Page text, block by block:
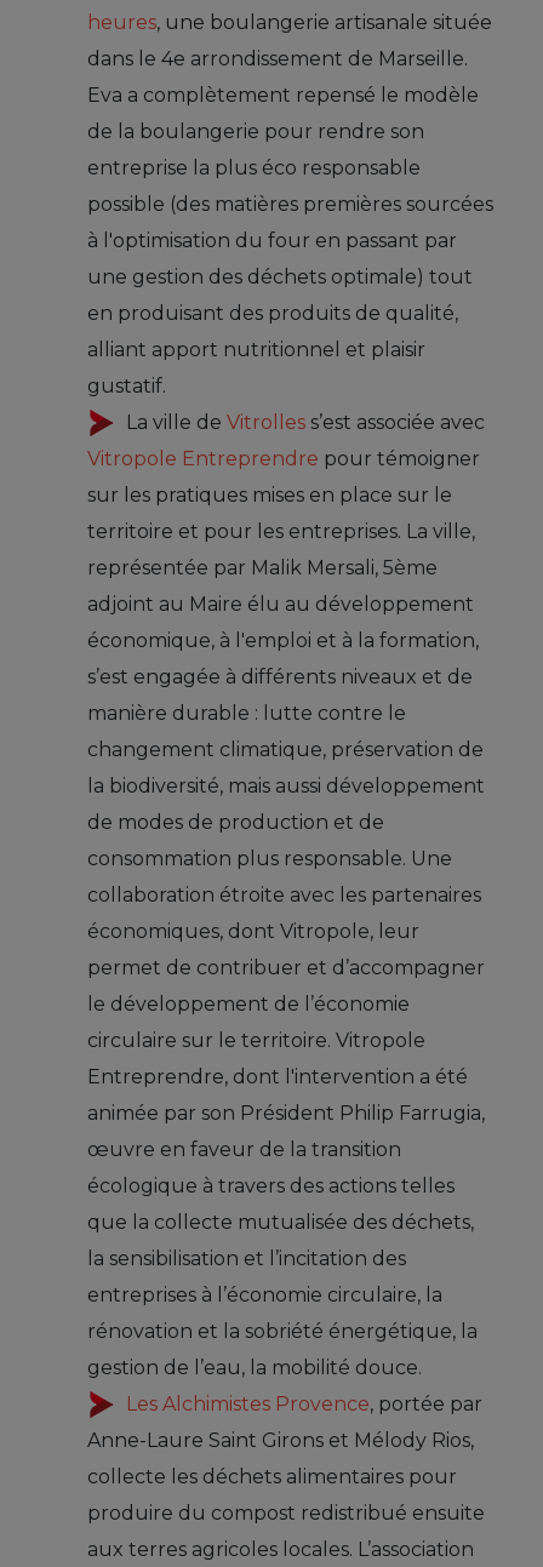
heures, une boulangerie artisanale située
dans le 4e arrondissement de Marseille.
Eva a complètement repensé le modèle
de la boulangerie pour rendre son
entreprise la plus éco responsable
possible (des matières premières sourcées
à l'optimisation du four en passant par
une gestion des déchets optimale) tout
en produisant des produits de qualité,
alliant apport nutritionnel et plaisir
gustatif.
La ville de Vitrolles s’est associée avec
Vitropole Entreprendre pour témoigner
sur les pratiques mises en place sur le
territoire et pour les entreprises. La ville,
représentée par Malik Mersali, 5ème
adjoint au Maire élu au développement
économique, à l'emploi et à la formation,
s’est engagée à différents niveaux et de
manière durable : lutte contre le
changement climatique, préservation de
la biodiversité, mais aussi développement
de modes de production et de
consommation plus responsable. Une
collaboration étroite avec les partenaires
économiques, dont Vitropole, leur
permet de contribuer et d’accompagner
le développement de l’économie
circulaire sur le territoire. Vitropole
Entreprendre, dont l'intervention a été
animée par son Président Philip Farrugia,
œuvre en faveur de la transition
écologique à travers des actions telles
que la collecte mutualisée des déchets,
la sensibilisation et l’incitation des
entreprises à l’économie circulaire, la
rénovation et la sobriété énergétique, la
gestion de l’eau, la mobilité douce.
Les Alchimistes Provence, portée par
Anne-Laure Saint Girons et Mélody Rios,
collecte les déchets alimentaires pour
produire du compost redistribué ensuite
aux terres agricoles locales. L’association